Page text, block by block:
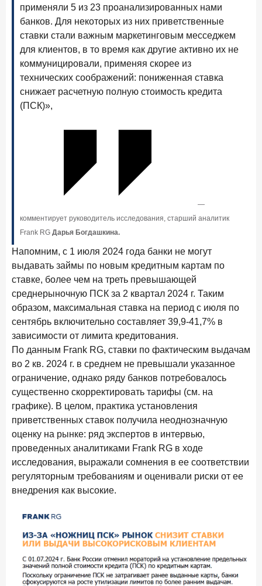
22 июня 2026 года
«Честность — индустриальный стандарт»: как банки
завоевывают лояльность private-клиентов
Рассылка Frank RG
Итоги недели, наша трактовка основных событий
на банковском рынке
ПОДПИСАТЬСЯ
Я согласен с условиями обработки данных
8 июня 2026 года ИССЛЕДОВАНИЕ
По итогам мая 2026 года объем выдач кредитов
составил 993,8 млрд руб.
4 июня 2026 года ИССЛЕДОВАНИЕ
Синергия интеллектов: будущее контакт-центров в
партнерстве человека и технологий
1 июня 2026 года
В борьбе за сбережения россиян банки учатся
понимать контекст
28 мая 2026 года ИССЛЕДОВАНИЕ
Доверие становится главным фактором на рынке
Private banking
Ипотека в России: итоги апреля 2026 года в цифрах
13 мая 2026 года ИССЛЕДОВАНИЕ
«Ни один зарубежный private банк не может
сравниться с российским»
По итогам апреля 2026 года объем выдач кредитов
29 апреля 2026 года
Конкуренция на рынке инвестиционно-страховых
продуктов усиливается
применяли 5 из 23 проанализированных нами
банков. Для некоторых из них приветственные
ставки стали важным маркетинговым месседжем
для клиентов, в то время как другие активно их не
коммуницировали, применяя скорее из
технических соображений: пониженная ставка
снижает расчетную полную стоимость кредита
(ПСК)»,
—
комментирует руководитель исследования, старший аналитик
Frank RG Дарья Богдашкина.
Напомним, с 1 июля 2024 года банки не могут
выдавать займы по новым кредитным картам по
ставке, более чем на треть превышающей
среднерыночную ПСК за 2 квартал 2024 г. Таким
образом, максимальная ставка на период с июля по
сентябрь включительно составляет 39,9-41,7% в
зависимости от лимита кредитования.
По данным Frank RG, ставки по фактическим выдачам
во 2 кв. 2024 г. в среднем не превышали указанное
ограничение, однако ряду банков потребовалось
существенно скорректировать тарифы (см. на
графике). В целом, практика установления
приветственных ставок получила неоднозначную
оценку на рынке: ряд экспертов в интервью,
проведенных аналитиками Frank RG в ходе
исследования, выражали сомнения в ее соответствии
регуляторным требованиям и оценивали риски от ее
внедрения как высокие.